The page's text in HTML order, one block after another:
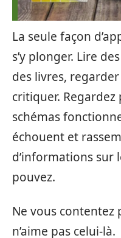
La seule façon
s’y plonger. Lire
des livres,
critiquer.
schémas
échouent et
d’informations sur
pouvez.
Ne vous contentez
n’aime pas celui-là.